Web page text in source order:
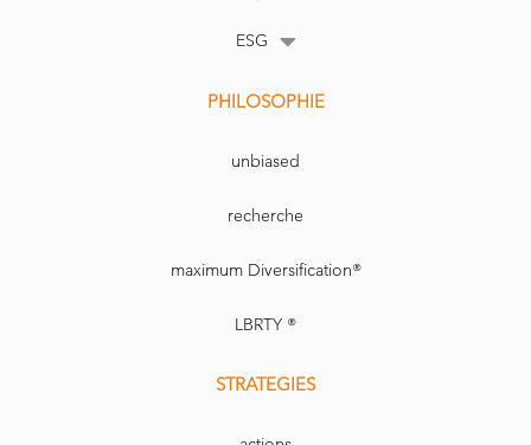
ESG
PHILOSOPHIE
unbiased
recherche
maximum Diversification®
LBRTY ®
STRATEGIES